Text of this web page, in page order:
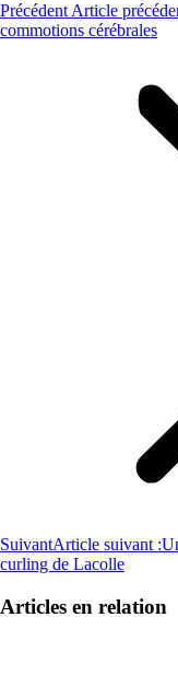
Précédent Article
commotions cérébrales
SuivantArticle suivant :
curling de Lacolle
Articles en relation